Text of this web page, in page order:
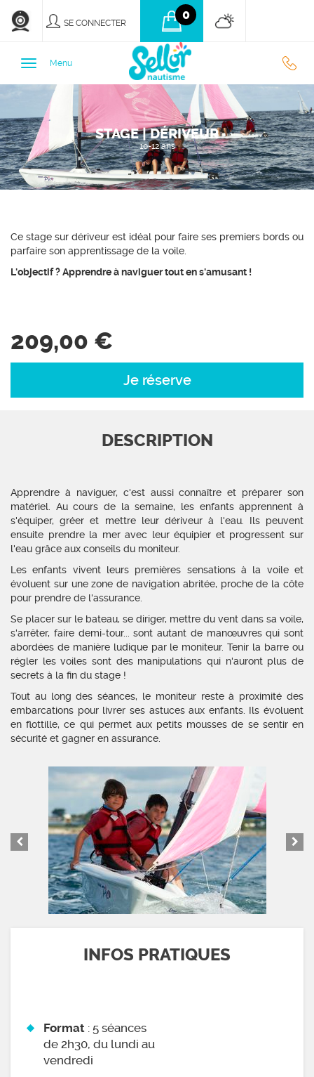
SE CONNECTER
0
Menu
STAGE | DÉRIVEUR
10-12 ans
Ce stage sur dériveur est idéal pour faire ses premiers bords ou
parfaire son apprentissage de la voile.
L'objectif ? Apprendre à naviguer tout en s'amusant !
209,00 €
Je réserve
DESCRIPTION
Apprendre à naviguer, c'est aussi connaître et préparer son
matériel. Au cours de la semaine, les enfants apprennent à
s'équiper, gréer et mettre leur dériveur à l'eau. Ils peuvent
ensuite prendre la mer avec leur équipier et progressent sur
l'eau grâce aux conseils du moniteur.
Les enfants vivent leurs premières sensations à la voile et
évoluent sur une zone de navigation abritée, proche de la côte
pour prendre de l'assurance.
Se placer sur le bateau, se diriger, mettre du vent dans sa voile,
s'arrêter, faire demi-tour... sont autant de manœuvres qui sont
abordées de manière ludique par le moniteur. Tenir la barre ou
régler les voiles sont des manipulations qui n'auront plus de
secrets à la fin du stage !
Tout au long des séances, le moniteur reste à proximité des
embarcations pour livrer ses astuces aux enfants. Ils évoluent
en flottille, ce qui permet aux petits mousses de se sentir en
sécurité et gagner en assurance.
INFOS PRATIQUES
Format : 5 séances
de 2h30, du lundi au
vendredi